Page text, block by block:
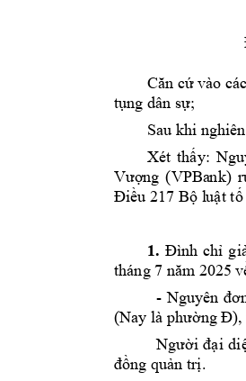
Căn cứ vào
tụng dân sự;
Sau khi
Xét thấy: N
Vượng (VPBank)
Điều 217 Bộ luật tố
1. Đình chỉ
tháng 7 năm 2025
- Nguyên
(Nay là phường Đ),
Người đại
đồng quản trị.